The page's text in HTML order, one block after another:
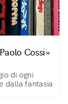
Cossi»
di ogni
dalla fantasia